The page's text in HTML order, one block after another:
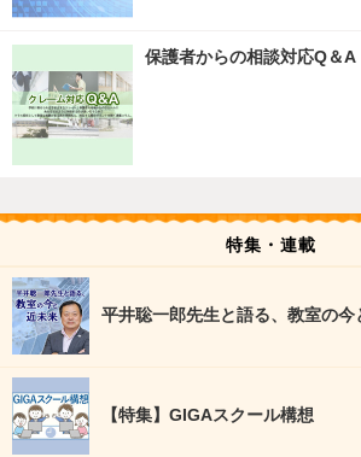
保護者からの相談対応Q＆A
特集・連載
平井聡一郎先生と語る、教室の今
【特集】GIGAスクール構想